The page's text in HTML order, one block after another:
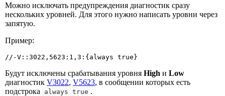
Можно исключать предупреждения диагностик сразу
нескольких уровней. Для этого нужно написать уровни через
запятую.
Пример:
//-V::3022,5623:1,3:{always true}
Будут исключены срабатывания уровня High и Low
диагностик V3022, V5623, в сообщении которых есть
подстрока
always true .